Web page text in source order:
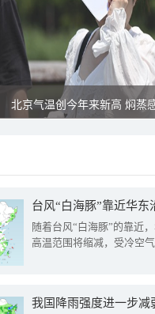
北京气温创今年来新高 焖蒸
台风“白海豚”靠近华
随着台风“白海豚”的靠近
高温范围将缩减，受冷空